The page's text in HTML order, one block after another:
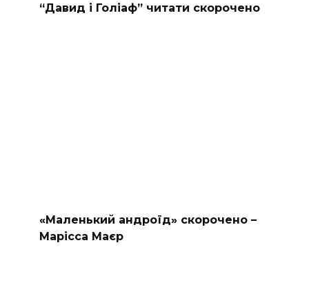
“Давид і Голіаф” читати скорочено
«Маленький андроїд» скорочено –
Марісса Маєр